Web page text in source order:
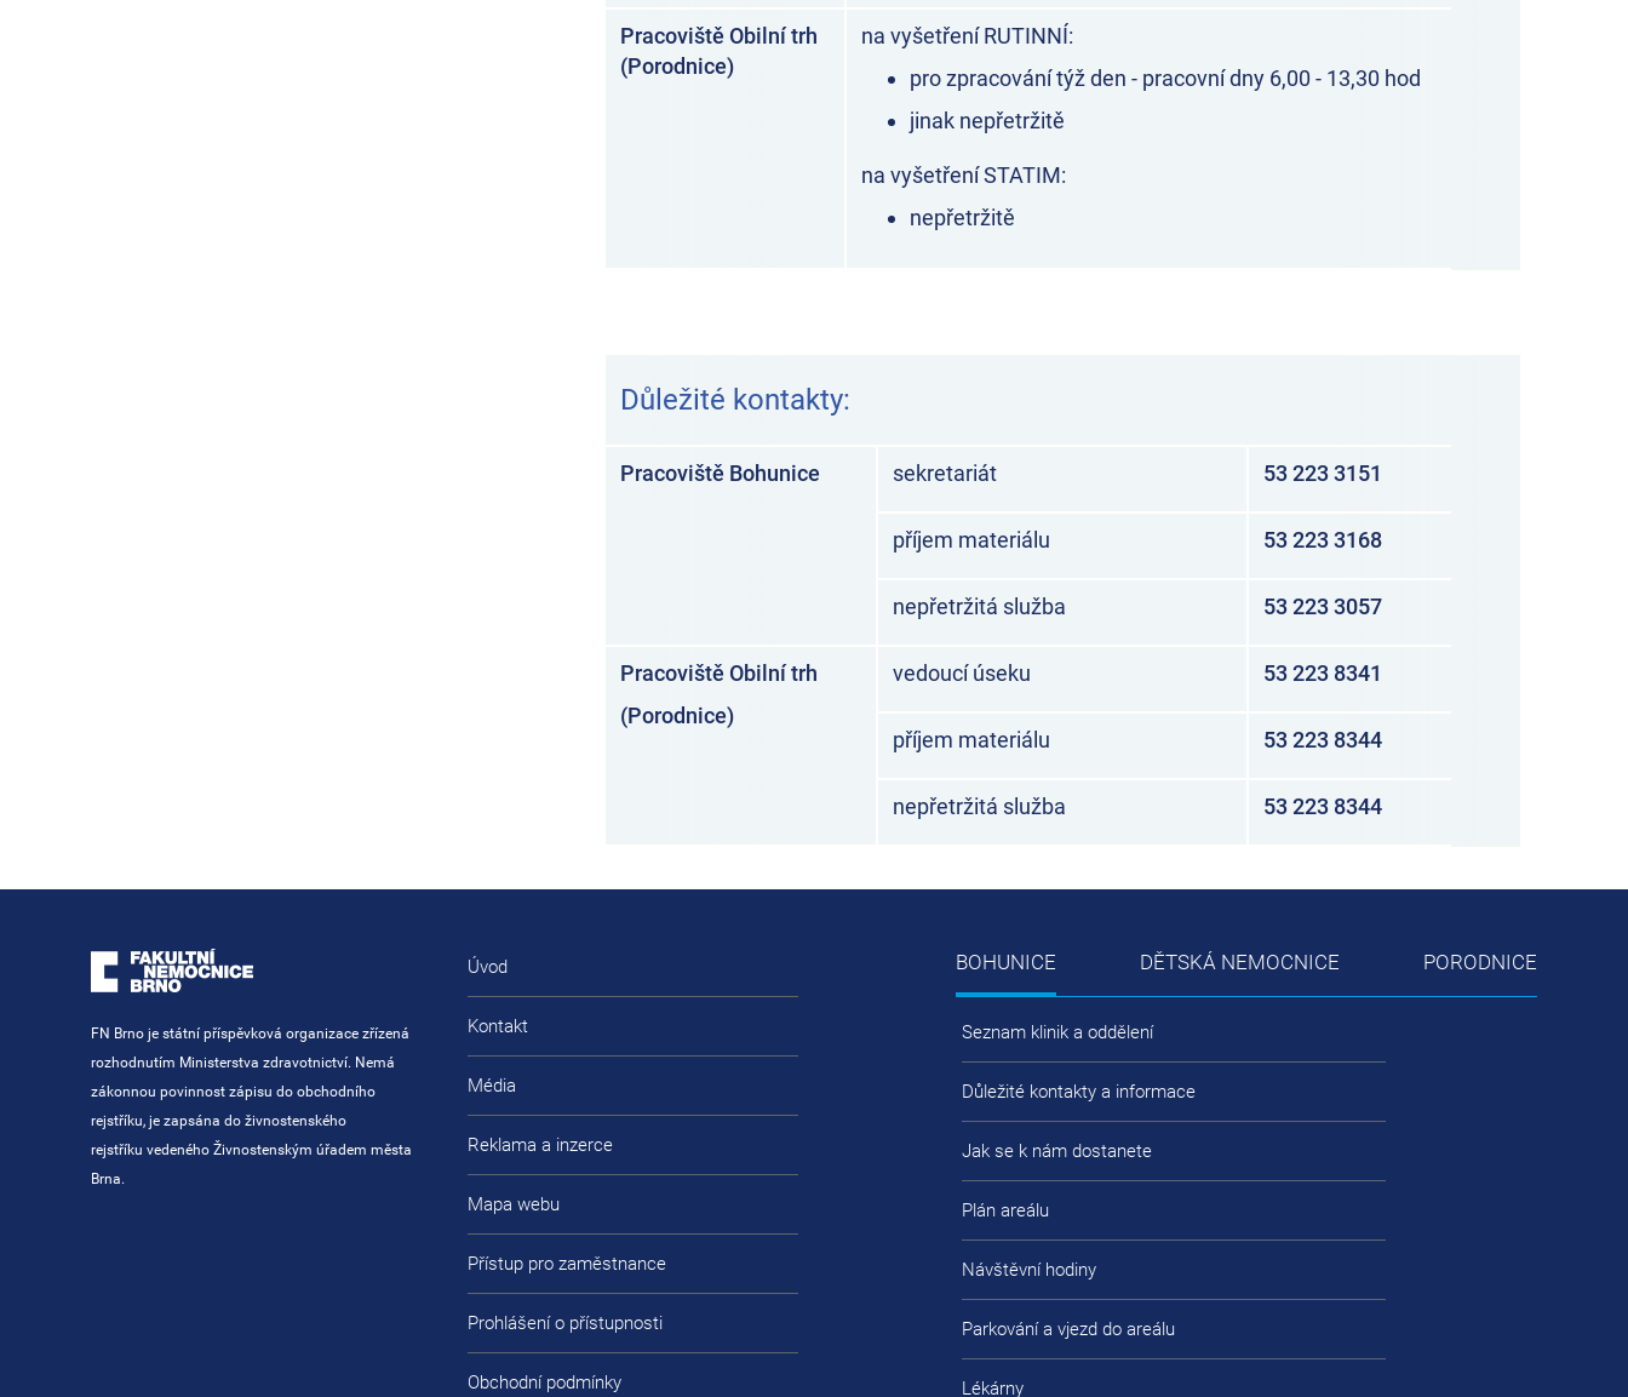
Pracoviště Obilní trh
(Porodnice)
na vyšetření RUTINNÍ:
pro zpracování týž den - pracovní dny 6,00 - 13,30 hod
jinak nepřetržitě
na vyšetření STATIM:
nepřetržitě
Důležité kontakty:
Pracoviště Bohunice sekretariát 53 223 3151
příjem materiálu 53 223 3168
nepřetržitá služba 53 223 3057
Pracoviště Obilní trh
(Porodnice)
vedoucí úseku 53 223 8341
příjem materiálu 53 223 8344
nepřetržitá služba 53 223 8344
FN Brno je státní příspěvková organizace zřízená
rozhodnutím Ministerstva zdravotnictví. Nemá
zákonnou povinnost zápisu do obchodního
rejstříku, je zapsána do živnostenského
rejstříku vedeného Živnostenským úřadem města
Brna.
Úvod
Kontakt
Média
Reklama a inzerce
Mapa webu
Přístup pro zaměstnance
Prohlášení o přístupnosti
Obchodní podmínky
BOHUNICE DĚTSKÁ NEMOCNICE PORODNICE
Seznam klinik a oddělení
Důležité kontakty a informace
Jak se k nám dostanete
Plán areálu
Návštěvní hodiny
Parkování a vjezd do areálu
Lékárny